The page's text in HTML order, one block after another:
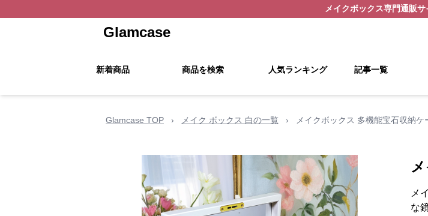
メイクボックス専門通販サ
Glamcase
新着商品 商品を検索 人気ランキング 記事一覧
Glamcase TOP › メイク ボックス 白の一覧 › メイクボックス 多機能宝石収納ケ
メ
な